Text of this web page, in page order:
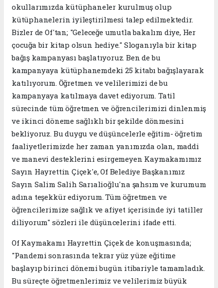
okullarımızda kütüphaneler kurulmuş olup
kütüphanelerin iyileştirilmesi talep edilmektedir.
Bizler de Of'tan; "Geleceğe umutla bakalım diye, Her
çocuğa bir kitap olsun hediye." Sloganıyla bir kitap
bağış kampanyası başlatıyoruz. Ben de bu
kampanyaya kütüphanemdeki 25 kitabı bağışlayarak
katılıyorum. Öğretmen ve velilerimizi de bu
kampanyaya katılmaya davet ediyorum. Tatil
sürecinde tüm öğretmen ve öğrencilerimizi dinlenmiş
ve ikinci döneme sağlıklı bir şekilde dönmesini
bekliyoruz. Bu duygu ve düşüncelerle eğitim- öğretim
faaliyetlerimizde her zaman yanımızda olan, maddi
ve manevi desteklerini esirgemeyen Kaymakamımız
Sayın Hayrettin Çiçek'e, Of Belediye Başkanımız
Sayın Salim Salih Sarıalioğlu'na şahsım ve kurumum
adına teşekkür ediyorum. Tüm öğretmen ve
öğrencilerimize sağlık ve afiyet içerisinde iyi tatiller
diliyorum" sözleri ile düşüncelerini ifade etti.
Of Kaymakamı Hayrettin Çiçek de konuşmasında;
"Pandemi sonrasında tekrar yüz yüze eğitime
başlayıp birinci dönemi bugün itibariyle tamamladık.
Bu süreçte öğretmenlerimiz ve velilerimiz büyük